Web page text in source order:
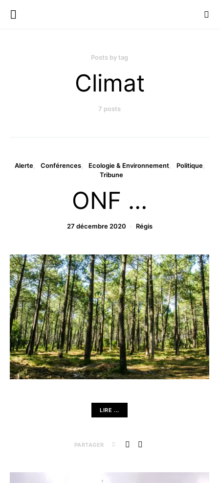
Posts by tag
Climat
7 posts
Alerte Conférences Ecologie & Environnement
Politique
Tribune
ONF …
27 décembre 2020 Régis
LIRE ...
PARTAGER